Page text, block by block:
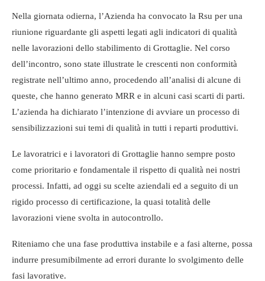
Nella giornata odierna, l’Azienda ha convocato la Rsu per una
riunione riguardante gli aspetti legati agli indicatori di qualità
nelle lavorazioni dello stabilimento di Grottaglie. Nel corso
dell’incontro, sono state illustrate le crescenti non conformità
registrate nell’ultimo anno, procedendo all’analisi di alcune di
queste, che hanno generato MRR e in alcuni casi scarti di parti.
L’azienda ha dichiarato l’intenzione di avviare un processo di
sensibilizzazioni sui temi di qualità in tutti i reparti produttivi.
Le lavoratrici e i lavoratori di Grottaglie hanno sempre posto
come prioritario e fondamentale il rispetto di qualità nei nostri
processi. Infatti, ad oggi su scelte aziendali ed a seguito di un
rigido processo di certificazione, la quasi totalità delle
lavorazioni viene svolta in autocontrollo.
Riteniamo che una fase produttiva instabile e a fasi alterne, possa
indurre presumibilmente ad errori durante lo svolgimento delle
fasi lavorative.